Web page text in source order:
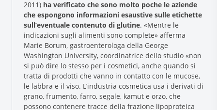
Research and Quality
Social & Environment
News
Gallery
2011) ha verificato che sono molto poche le aziende
che espongono informazioni esaustive sulle etichette
sull’eventuale contenuto di glutine. «Mentre le
indicazioni sugli alimenti sono complete» afferma
Marie Borum, gastroenterologa della George
Washington University, coordinatrice dello studio «non
si può dire lo stesso per i cosmetici, anche quando si
tratta di prodotti che vanno in contatto con le mucose,
le labbra e il viso. L’industria cosmetica usa i derivati di
grano, frumento, farro, segale, kamut e orzo, che
possono contenere tracce della frazione lipoproteica